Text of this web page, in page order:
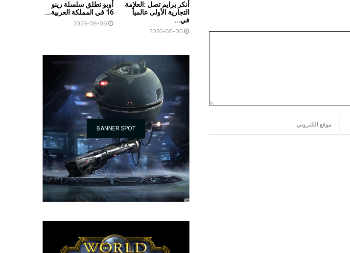
أنكر برايم تصل :العلامة
التجارية الأولى عالمياً
في...
2026-08-06
أوبو تطلق سلسلة رينو
16 في المملكة العربية...
2026-08-06
BANNER SPOT